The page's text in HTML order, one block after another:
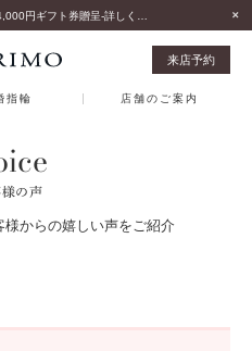
来店予約
指輪 店舗のご案内
様の声
からの嬉しい声をご紹介